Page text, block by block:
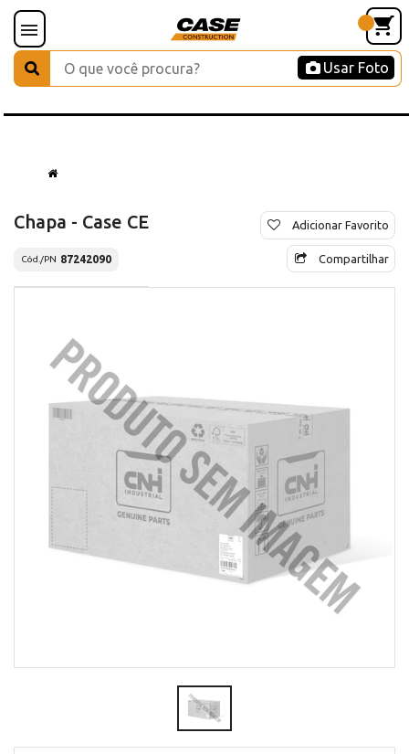
Usar Foto
Chapa - Case CE
Cód./PN 87242090
Adicionar Favorito
Compartilhar